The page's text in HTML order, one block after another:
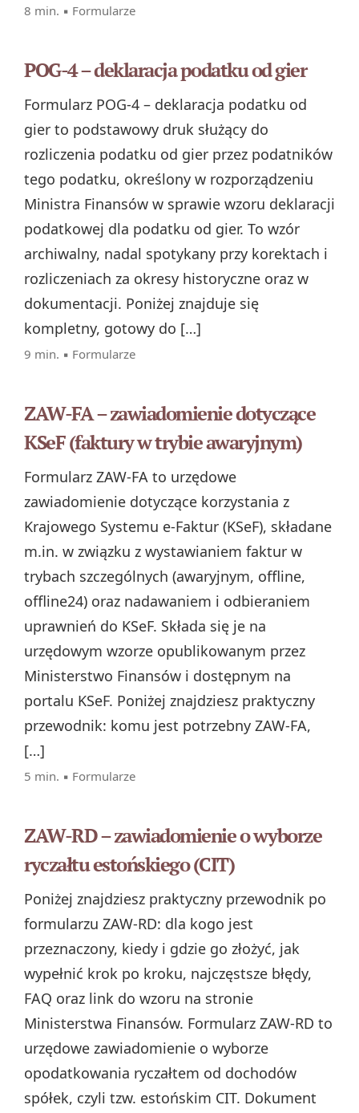
8 min. ▪ Formularze
POG-4 – deklaracja podatku od gier
Formularz POG‑4 – deklaracja podatku od
gier to podstawowy druk służący do
rozliczenia podatku od gier przez podatników
tego podatku, określony w rozporządzeniu
Ministra Finansów w sprawie wzoru deklaracji
podatkowej dla podatku od gier. To wzór
archiwalny, nadal spotykany przy korektach i
rozliczeniach za okresy historyczne oraz w
dokumentacji. Poniżej znajduje się
kompletny, gotowy do […]
9 min. ▪ Formularze
ZAW-FA – zawiadomienie dotyczące
KSeF (faktury w trybie awaryjnym)
Formularz ZAW-FA to urzędowe
zawiadomienie dotyczące korzystania z
Krajowego Systemu e-Faktur (KSeF), składane
m.in. w związku z wystawianiem faktur w
trybach szczególnych (awaryjnym, offline,
offline24) oraz nadawaniem i odbieraniem
uprawnień do KSeF. Składa się je na
urzędowym wzorze opublikowanym przez
Ministerstwo Finansów i dostępnym na
portalu KSeF. Poniżej znajdziesz praktyczny
przewodnik: komu jest potrzebny ZAW-FA,
[…]
5 min. ▪ Formularze
ZAW-RD – zawiadomienie o wyborze
ryczałtu estońskiego (CIT)
Poniżej znajdziesz praktyczny przewodnik po
formularzu ZAW-RD: dla kogo jest
przeznaczony, kiedy i gdzie go złożyć, jak
wypełnić krok po kroku, najczęstsze błędy,
FAQ oraz link do wzoru na stronie
Ministerstwa Finansów. Formularz ZAW-RD to
urzędowe zawiadomienie o wyborze
opodatkowania ryczałtem od dochodów
spółek, czyli tzw. estońskim CIT. Dokument